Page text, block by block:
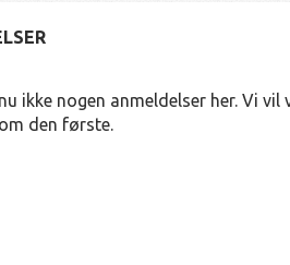
ikke nogen anmeldelser her. Vi
den første.